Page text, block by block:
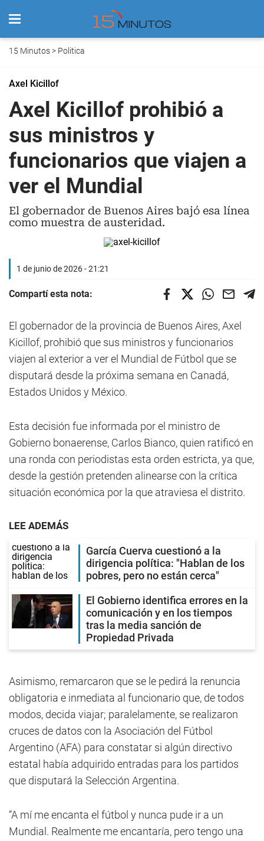
15 Minutos> Politica
Axel Kicillof
Axel Kicillof prohibió a
sus ministros y
funcionarios que viajen a
ver el Mundial
El gobernador de Buenos Aires bajó esa línea
como muestra de austeridad.
1 de junio de 2026 - 21:21
Compartí esta nota:
El gobernador de la provincia de Buenos Aires, Axel
Kicillof, prohibió que sus ministros y funcionarios
viajen al exterior a ver el Mundial de Fútbol que se
disputará desde la próxima semana en Canadá,
Estados Unidos y México.
Esta decisión fue informada por el ministro de
Gobierno bonaerense, Carlos Bianco, quien ratificó en
una ronda con periodistas esta orden estricta, ya que,
desde la gestión pretenden alinearse con la crítica
situación económica por la que atraviesa el distrito.
LEE ADEMÁS
García Cuerva cuestionó a la
dirigencia política: "Hablan de los
pobres, pero no están cerca"
El Gobierno identifica errores en la
comunicación y en los tiempos
tras la media sanción de
Propiedad Privada
Asimismo, remarcaron que se le pedirá la renuncia
obligatoria e inmediata al funcionario que, de todos
modos, decida viajar; paralelamente, se realizaron
cruces de datos con la Asociación del Fútbol
Argentino (AFA) para constatar si algún directivo
estatal había adquirido entradas para los partidos
que disputará la Selección Argentina.
“A mí me encanta el fútbol y nunca pude ir a un
Mundial. Realmente me encantaría, pero tengo una